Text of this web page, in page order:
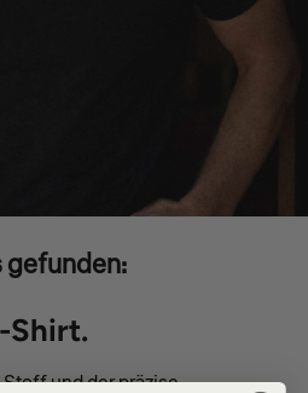
gefunden:
Shirt.
und der präzise